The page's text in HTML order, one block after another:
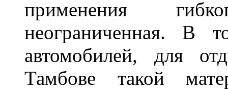
применения
неограниченная.
автомобилей, для
Тамбове такой